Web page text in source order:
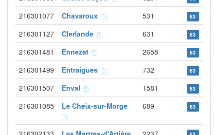
216301077 Chavaroux 531 63
216301127 Clerlande 631 63
216301481 Ennezat 2658 63
216301499 Entraigues 732 63
216301507 Enval 1581 63
216301085 Le Cheix-sur-Morge 689 63